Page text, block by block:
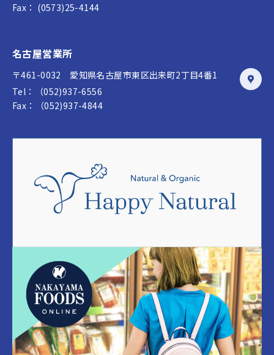
Fax： (0573)25-4144
名古屋営業所
〒461-0032 愛知県名古屋市東区出来町2丁目4番1
Tel：（052)937-6556
Fax：（052)937-4844